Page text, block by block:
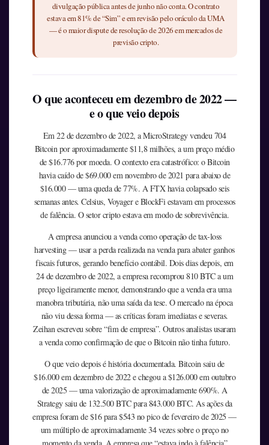
divulgação pública antes de junho não conta. O contrato
estava em 81% de “Sim” e em revisão pelo oráculo da UMA
— é o maior dispute de resolução de 2026 em mercados de
previsão cripto.
O que aconteceu em dezembro de 2022 —
e o que veio depois
Em 22 de dezembro de 2022, a MicroStrategy vendeu 704
Bitcoin por aproximadamente $11,8 milhões, a um preço médio
de $16.776 por moeda. O contexto era catastrófico: o Bitcoin
havia caído de $69.000 em novembro de 2021 para abaixo de
$16.000 — uma queda de 77%. A FTX havia colapsado seis
semanas antes. Celsius, Voyager e BlockFi estavam em processos
de falência. O setor cripto estava em modo de sobrevivência.
A empresa anunciou a venda como operação de tax-loss
harvesting — usar a perda realizada na venda para abater ganhos
fiscais futuros, gerando benefício contábil. Dois dias depois, em
24 de dezembro de 2022, a empresa recomprou 810 BTC a um
preço ligeiramente menor, demonstrando que a venda era uma
manobra tributária, não uma saída da tese. O mercado na época
não viu dessa forma — as críticas foram imediatas e severas.
Zeihan escreveu sobre “fim de empresa”. Outros analistas usaram
a venda como confirmação de que o Bitcoin não tinha futuro.
O que veio depois é história documentada. Bitcoin saiu de
$16.000 em dezembro de 2022 e chegou a $126.000 em outubro
de 2025 — uma valorização de aproximadamente 690%. A
Strategy saiu de 132.500 BTC para 843.000 BTC. As ações da
empresa foram de $16 para $543 no pico de fevereiro de 2025 —
um múltiplo de aproximadamente 34 vezes sobre o preço no